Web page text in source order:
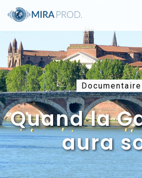
Documentaire
Quand la
aura